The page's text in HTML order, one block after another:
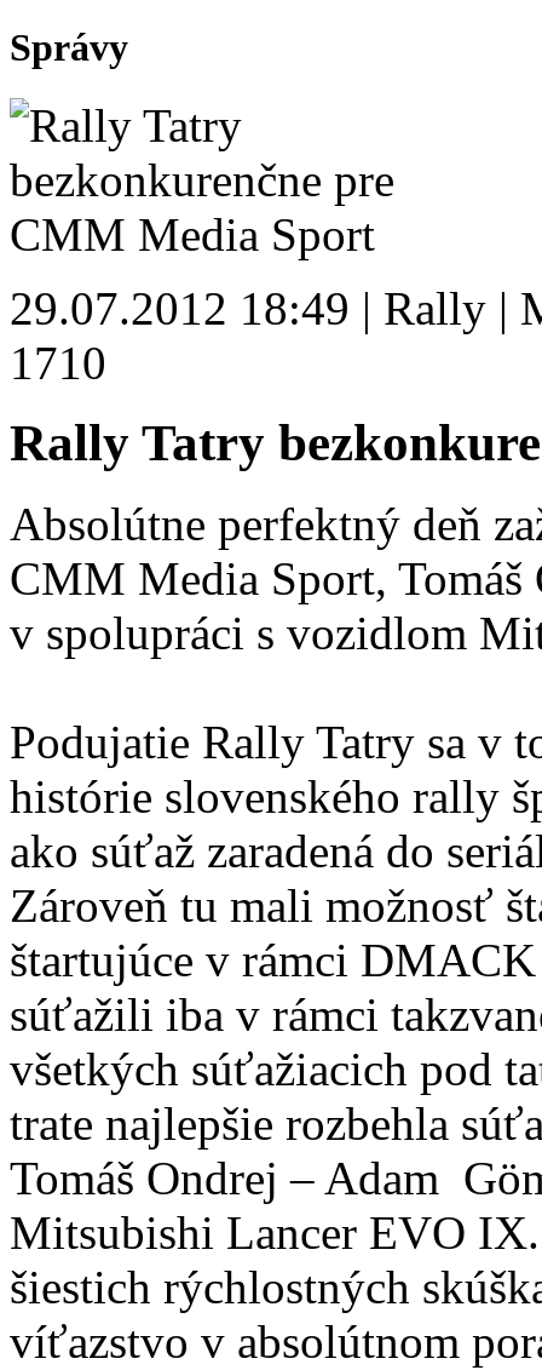
Správy
29.07.2012 18:49 | Rally |
1710
Rally Tatry
Absolútne perfektný deň
CMM Media Sport,
v spolupráci s vozidlom
Podujatie Rally Tatry sa v
histórie slovenského rally
ako súťaž zaradená do
Zároveň tu mali možnosť
štartujúce v rámci
súťažili iba v rámci
všetkých súťažiacich pod
trate najlepšie rozbehla
Tomáš Ondrej – Adam
Mitsubishi Lancer EVO
šiestich rýchlostných
víťazstvo v absolútnom